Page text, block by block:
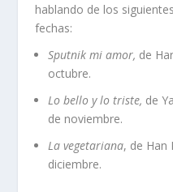
hablando de los
fechas:
Sputnik mi amor, de
octubre.
Lo bello y lo triste, de
de noviembre.
La vegetariana, de Han
diciembre.